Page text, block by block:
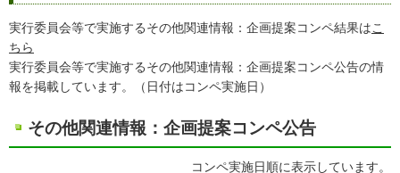
実行委員会等で実施するその他関連情報：企画提案コンペ結果はこ
ちら
実行委員会等で実施するその他関連情報：企画提案コンペ公告の情
報を掲載しています。（日付はコンペ実施日）
その他関連情報：企画提案コンペ公告
コンペ実施日順に表示しています。